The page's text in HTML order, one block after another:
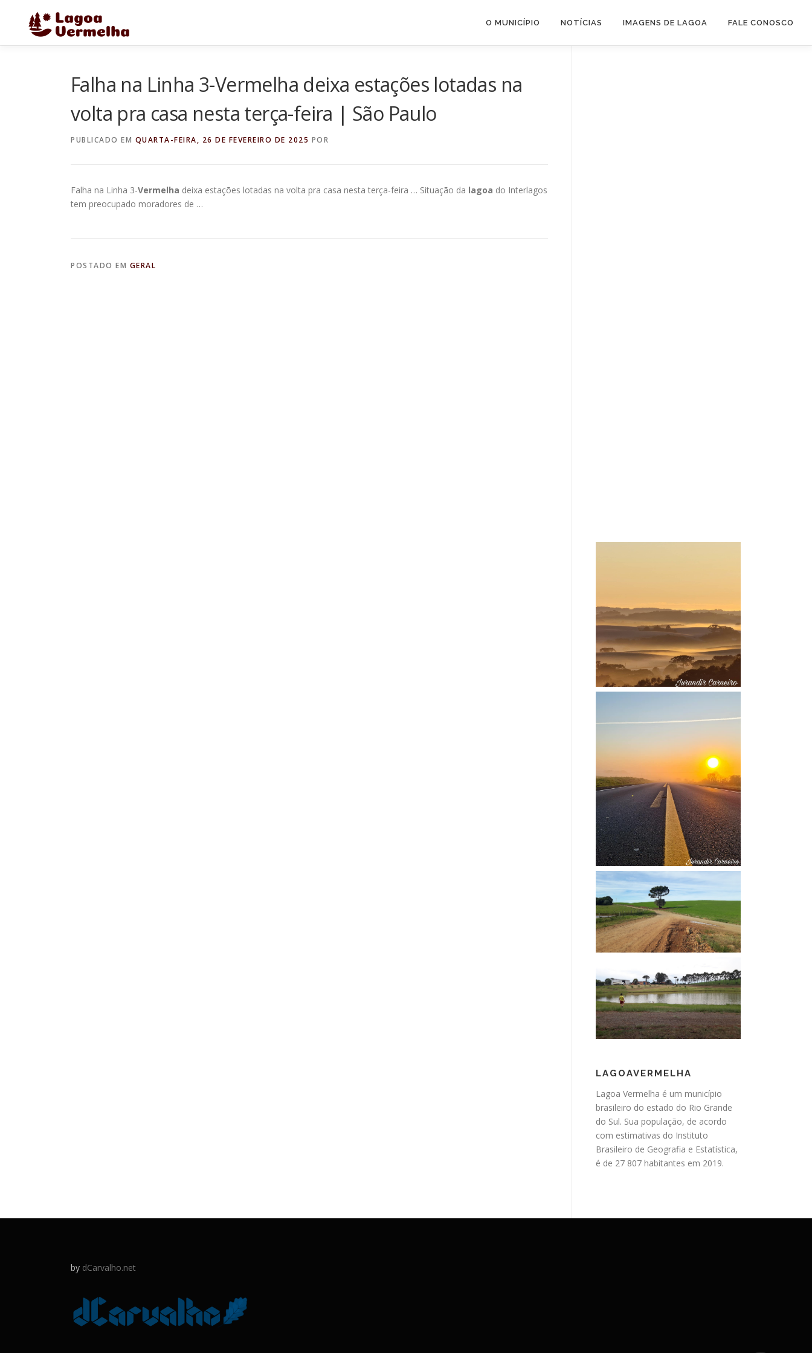
conteúdo
O MUNICÍPIO NOTÍCIAS IMAGENS DE LAGOA FALE CONOSCO
Falha na Linha 3-Vermelha deixa estações lotadas na
volta pra casa nesta terça-feira | São Paulo
PUBLICADO EM QUARTA-FEIRA, 26 DE FEVEREIRO DE 2025 POR
Falha na Linha 3-Vermelha deixa estações lotadas na volta pra casa nesta terça-feira … Situação da lagoa do Interlagos
tem preocupado moradores de …
POSTADO EM GERAL
LAGOAVERMELHA
Lagoa Vermelha é um município
brasileiro do estado do Rio Grande
do Sul. Sua população, de acordo
com estimativas do Instituto
Brasileiro de Geografia e Estatística,
é de 27 807 habitantes em 2019.
by dCarvalho.net